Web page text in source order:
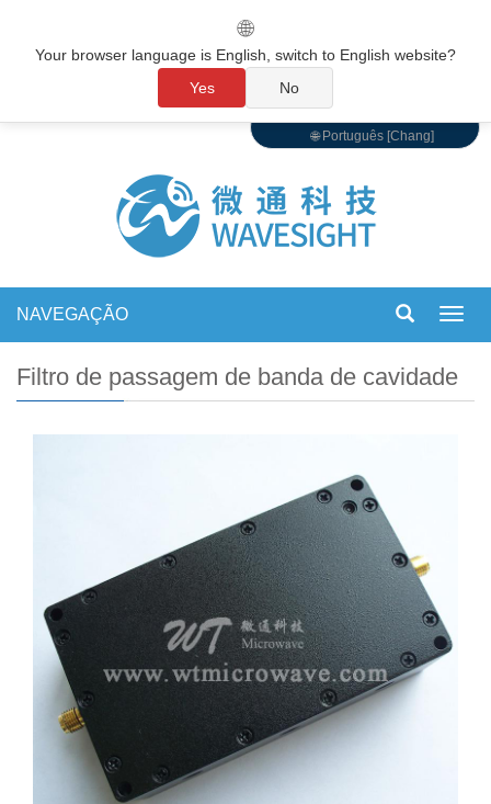
🌐 Português [Chang]
NAVEGAÇÃO
Filtro de passagem de banda de cavidade
🌐
Your browser language is English, switch to English website?
Yes
No